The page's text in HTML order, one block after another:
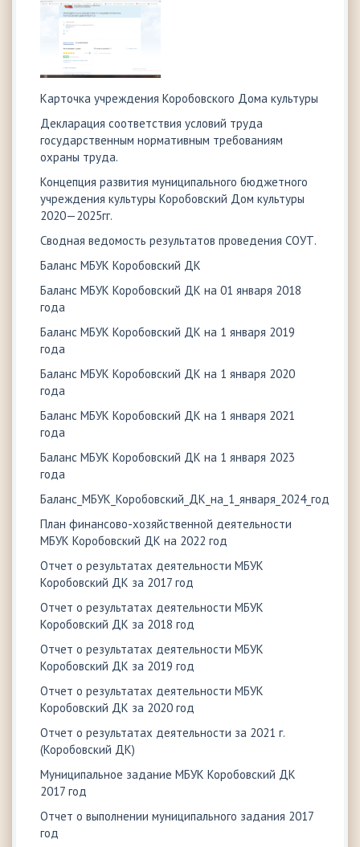
Карточка учреждения Коробовского Дома культуры
Декларация соответствия условий труда
государственным нормативным требованиям
охраны труда.
Концепция развития муниципального бюджетного
учреждения культуры Коробовский Дом культуры
2020—2025гг.
Сводная ведомость результатов проведения СОУТ.
Баланс МБУК Коробовский ДК
Баланс МБУК Коробовский ДК на 01 января 2018
года
Баланс МБУК Коробовский ДК на 1 января 2019
года
Баланс МБУК Коробовский ДК на 1 января 2020
года
Баланс МБУК Коробовский ДК на 1 января 2021
года
Баланс МБУК Коробовский ДК на 1 января 2023
года
Баланс_МБУК_Коробовский_ДК_на_1_января_2024_год
План финансово-хозяйственной деятельности
МБУК Коробовский ДК на 2022 год
Отчет о результатах деятельности МБУК
Коробовский ДК за 2017 год
Отчет о результатах деятельности МБУК
Коробовский ДК за 2018 год
Отчет о результатах деятельности МБУК
Коробовский ДК за 2019 год
Отчет о результатах деятельности МБУК
Коробовский ДК за 2020 год
Отчет о результатах деятельности за 2021 г.
(Коробовский ДК)
Муниципальное задание МБУК Коробовский ДК
2017 год
Отчет о выполнении муниципального задания 2017
год